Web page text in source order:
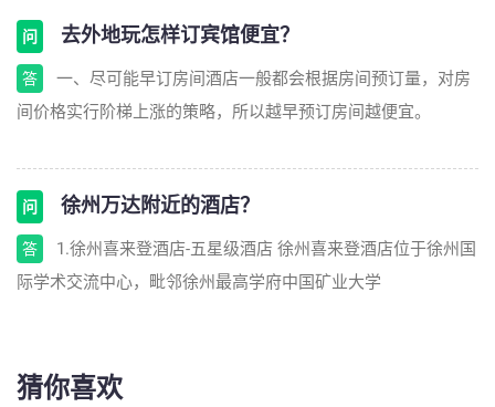
问 去外地玩怎样订宾馆便宜？
答
一、尽可能早订房间酒店一般都会根据房间预订量，对房
间价格实行阶梯上涨的策略，所以越早预订房间越便宜。
问 徐州万达附近的酒店？
答
1.徐州喜来登酒店-五星级酒店 徐州喜来登酒店位于徐州国
际学术交流中心，毗邻徐州最高学府中国矿业大学
猜你喜欢